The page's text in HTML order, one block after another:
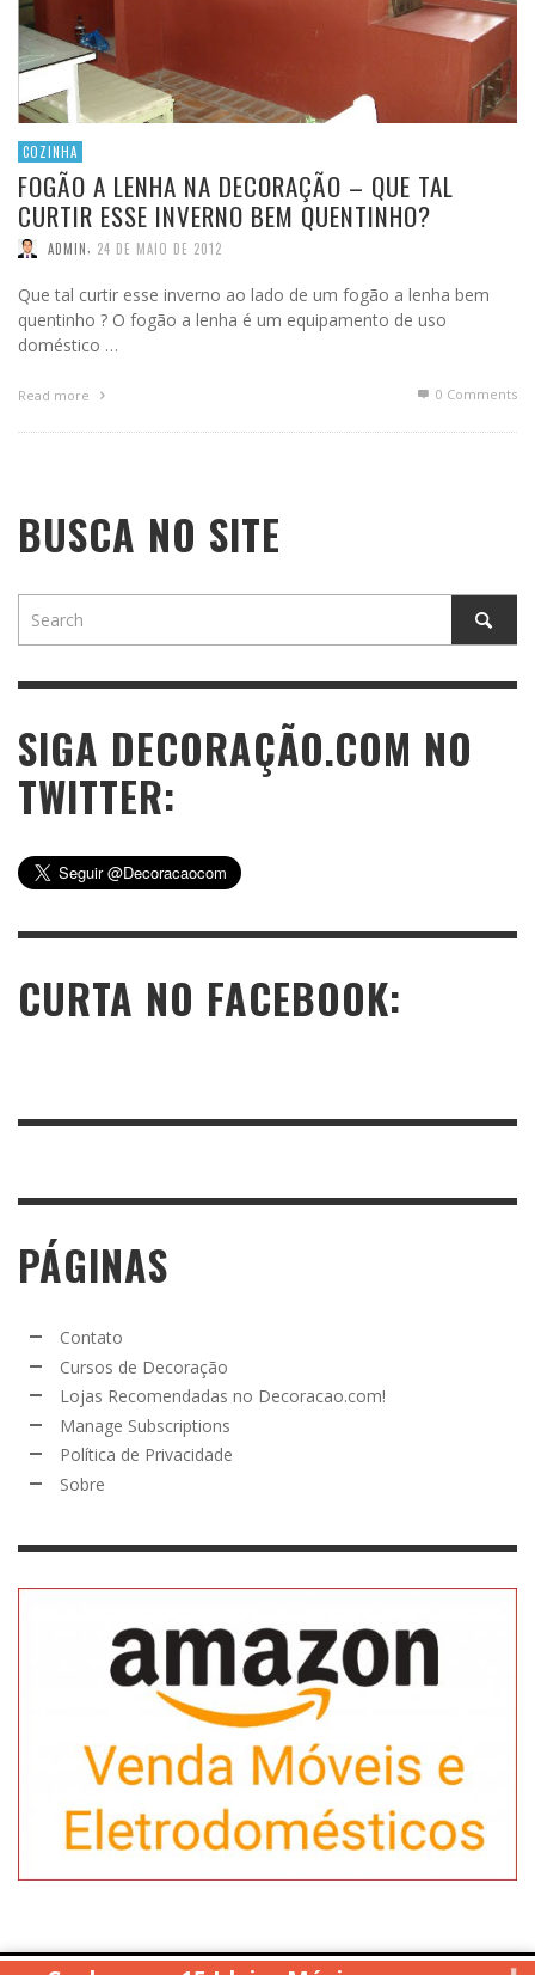
COZINHA
FOGÃO A LENHA NA DECORAÇÃO – QUE TAL
CURTIR ESSE INVERNO BEM QUENTINHO?
ADMIN 24 DE MAIO DE 2012
Que tal curtir esse inverno ao lado de um fogão a lenha bem
quentinho ? O fogão a lenha é um equipamento de uso
doméstico …
Read more 0 Comments
BUSCA NO SITE
SIGA DECORAÇÃO.COM NO
TWITTER:
CURTA NO FACEBOOK:
PÁGINAS
Contato
Cursos de Decoração
Lojas Recomendadas no Decoracao.com!
Manage Subscriptions
Política de Privacidade
Sobre